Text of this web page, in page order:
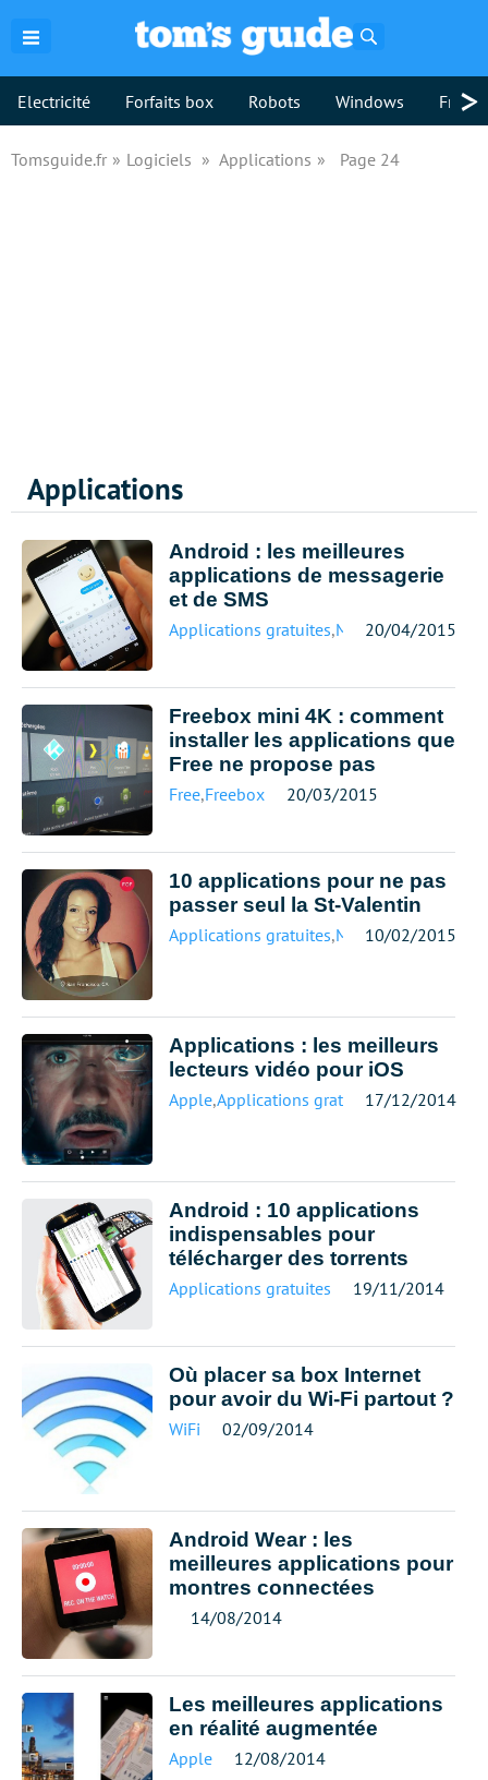
Electricité Forfaits box Robots Windows >
Tomsguide.fr Logiciels Applications Page 24
Applications
Android : les meilleures
applications de messagerie
et de SMS
Applications gratuites,Messagerie
20/04/2015
Freebox mini 4K : comment
installer les applications que
Free ne propose pas
Free,Freebox 20/03/2015
10 applications pour ne pas
passer seul la St-Valentin
Applications gratuites,Mobile10/02/2015
Applications : les meilleurs
lecteurs vidéo pour iOS
Apple,Applications gratuites17/12/2014
Android : 10 applications
indispensables pour
télécharger des torrents
Applications gratuites 19/11/2014
Où placer sa box Internet
pour avoir du Wi-Fi partout ?
WiFi 02/09/2014
Android Wear : les
meilleures applications pour
montres connectées
14/08/2014
Les meilleures applications
en réalité augmentée
Apple 12/08/2014